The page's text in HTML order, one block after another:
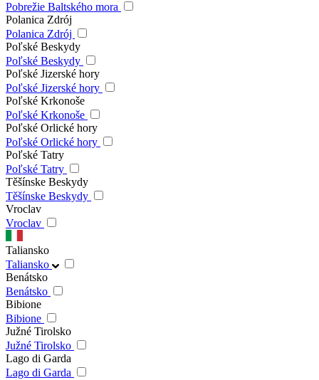
Pobrežie Baltského mora
Polanica Zdrój
Polanica Zdrój
Poľské Beskydy
Poľské Beskydy
Poľské Jizerské hory
Poľské Jizerské hory
Poľské Krkonoše
Poľské Krkonoše
Poľské Orlické hory
Poľské Orlické hory
Poľské Tatry
Poľské Tatry
Těšínske Beskydy
Těšínske Beskydy
Vroclav
Vroclav
Taliansko
Taliansko
Benátsko
Benátsko
Bibione
Bibione
Južné Tirolsko
Južné Tirolsko
Lago di Garda
Lago di Garda